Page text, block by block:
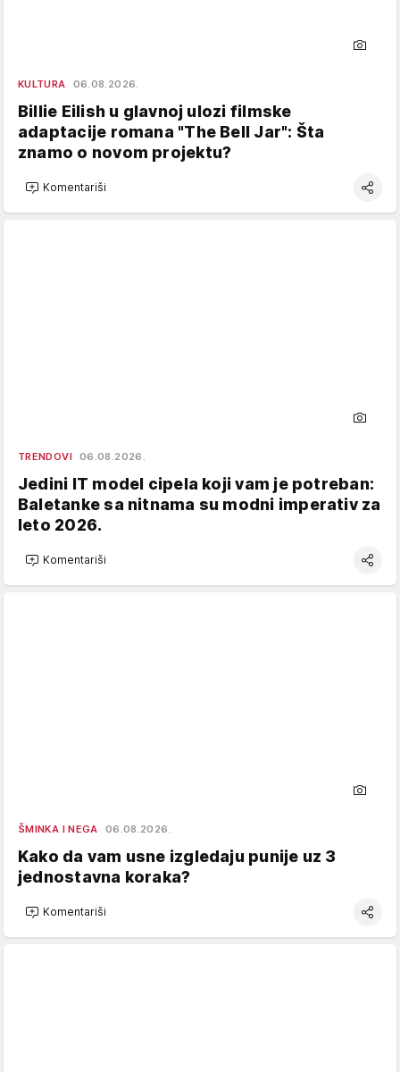
KULTURA 06.08.2026.
Billie Eilish u glavnoj ulozi filmske
adaptacije romana "The Bell Jar": Šta
znamo o novom projektu?
Komentariši
TRENDOVI 06.08.2026.
Jedini IT model cipela koji vam je potreban:
Baletanke sa nitnama su modni imperativ za
leto 2026.
Komentariši
ŠMINKA I NEGA 06.08.2026.
Kako da vam usne izgledaju punije uz 3
jednostavna koraka?
Komentariši